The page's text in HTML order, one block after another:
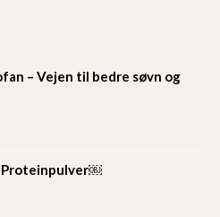
– Vejen til bedre søvn og
Proteinpulver￼